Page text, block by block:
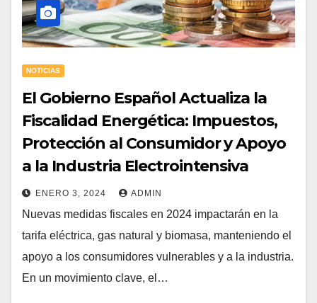
NOTICIAS
El Gobierno Español Actualiza la
Fiscalidad Energética: Impuestos,
Protección al Consumidor y Apoyo
a la Industria Electrointensiva
ENERO 3, 2024 ADMIN
Nuevas medidas fiscales en 2024 impactarán en la
tarifa eléctrica, gas natural y biomasa, manteniendo el
apoyo a los consumidores vulnerables y a la industria.
En un movimiento clave, el…